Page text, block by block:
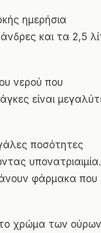
ημερήσια
και τα 2,5
νερού που
είναι
ποσότητες
υπονατριαιμία.
φάρμακα που
χρώμα των